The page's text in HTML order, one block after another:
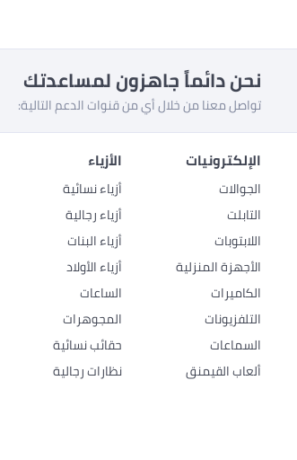
نحن دائماً جاهزون لمساعدتك
تواصل معنا من خلال أي من قنوات الدعم التالية:
الإلكترونيات
الجوالات
التابلت
اللابتوبات
الأجهزة المنزلية
الكاميرات
التلفزيونات
السماعات
ألعاب القيمنق
الأزياء
أزياء نسائية
أزياء رجالية
أزياء البنات
أزياء الأولاد
الساعات
المجوهرات
حقائب نسائية
نظارات رجالية